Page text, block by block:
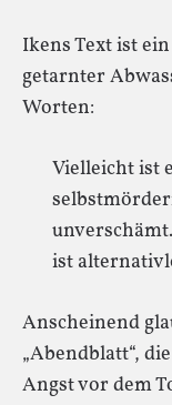
Ikens Text ist
getarnter
Worten:
Vielleicht ist
ist
Anscheinend
„Abendblatt“,
Angst vor dem